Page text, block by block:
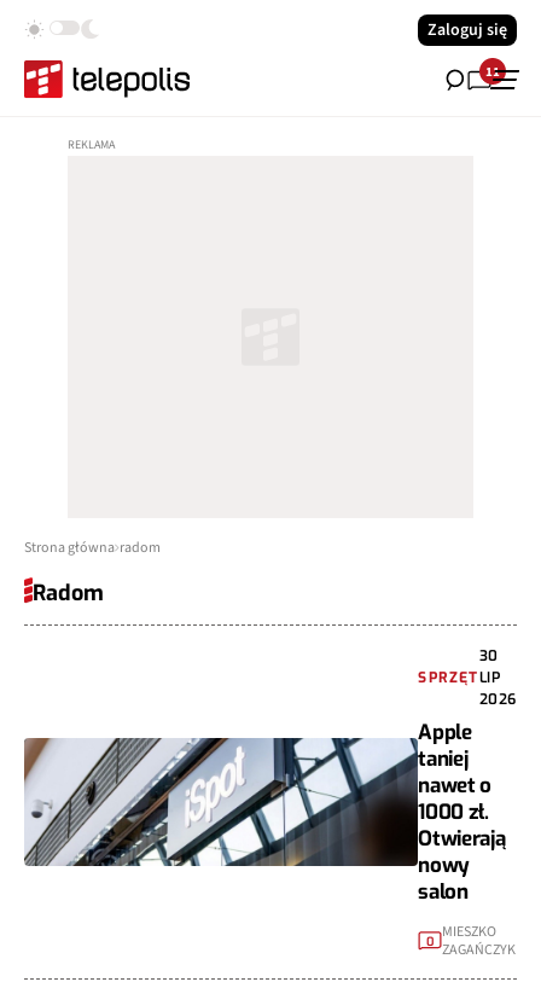
Zaloguj się
11
Strona główna radom
Radom
SPRZĘT
30
LIP
2026
Apple
taniej
nawet o
1000 zł.
Otwierają
nowy
salon
0
MIESZKO
ZAGAŃCZYK